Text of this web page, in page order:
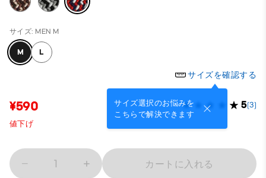
サイズ: MEN M
M L
サイズを確認する
サイズ選択のお悩みを
こちらで解決できます
¥590 5(3)
値下げ
1 カートに入れる